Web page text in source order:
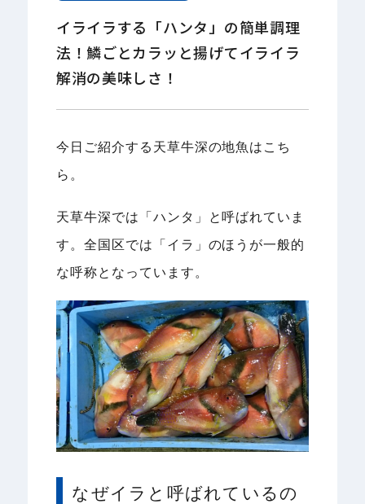
イライラする「ハンタ」の簡単調理
法！鱗ごとカラッと揚げてイライラ
解消の美味しさ！
今日ご紹介する天草牛深の地魚はこち
ら。
天草牛深では「ハンタ」と呼ばれていま
す。全国区では「イラ」のほうが一般的
な呼称となっています。
なぜイラと呼ばれているの